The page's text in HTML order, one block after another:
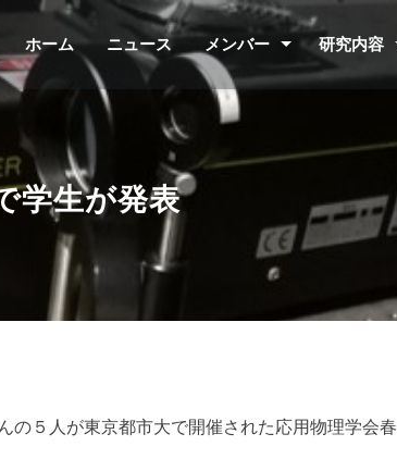
ホーム ニュース メンバー 研究内容
学生が発表
５人が東京都市大で開催された応用物理学会春